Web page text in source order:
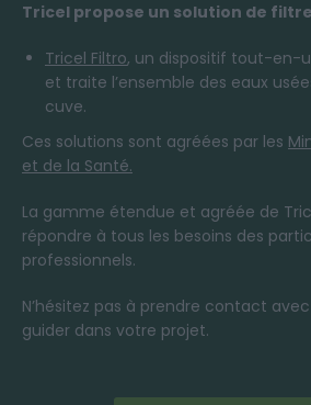
Tricel propose un solution de
Tricel Filtro, un dispositif tout-en-
et traite l’ensemble des eaux
cuve.
Ces solutions sont agréées par les
et de la Santé.
La gamme étendue et agréée de
répondre à tous les besoins des
professionnels.
N’hésitez pas à prendre contact
guider dans votre projet.